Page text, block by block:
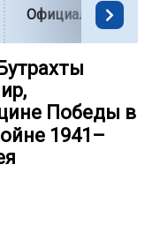
Официально
Победы в
1941–